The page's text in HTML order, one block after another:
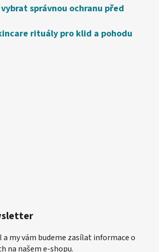
vybrat správnou ochranu před
rituály pro klid a pohodu
my vám budeme zasílat informace o
na našem e-shopu.